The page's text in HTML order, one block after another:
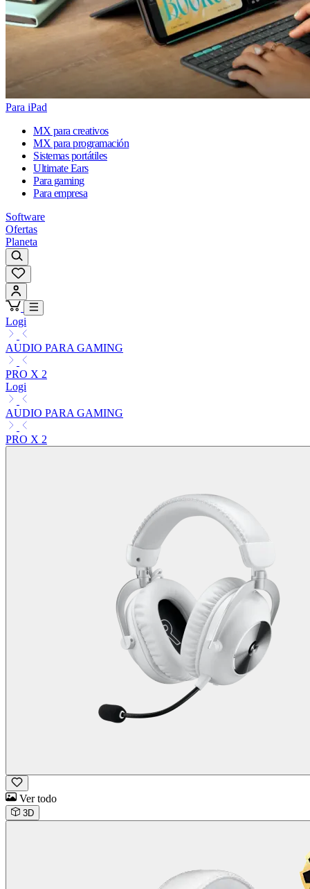
Para iPad
MX para creativos
MX para programación
Sistemas portátiles
Ultimate Ears
Para gaming
Para empresa
Software
Ofertas
Planeta
Logi
AUDIO PARA GAMING
PRO X 2
Logi
AUDIO PARA GAMING
PRO X 2
Ver todo
3D